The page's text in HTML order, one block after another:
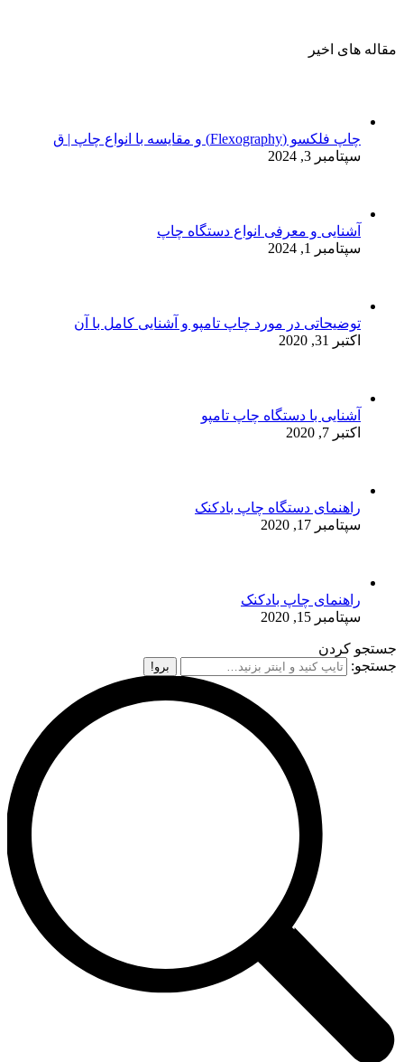
مقاله های اخیر
چاپ فلکسو (Flexography) و مقایسه با انواع چاپ | ق
سپتامبر 3, 2024
آشنایی و معرفی انواع دستگاه چاپ
سپتامبر 1, 2024
توضیحاتی در مورد چاپ تامپو و آشنایی کامل با آن
اکتبر 31, 2020
آشنایی با دستگاه چاپ تامپو
اکتبر 7, 2020
راهنمای دستگاه چاپ بادکنک
سپتامبر 17, 2020
راهنمای چاپ بادکنک
سپتامبر 15, 2020
جستجو کردن
جستجو: